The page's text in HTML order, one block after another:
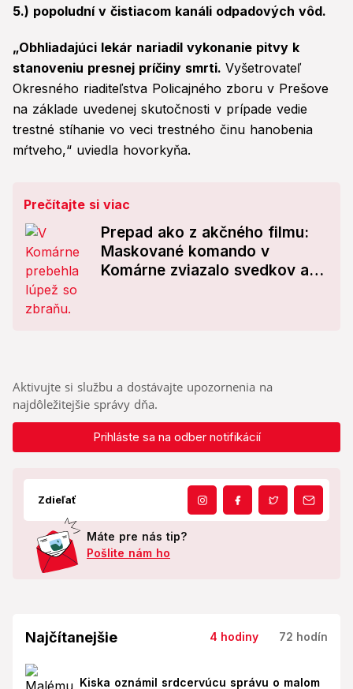
5.) popoludní v čistiacom kanáli odpadových vôd.
„Obhliadajúci lekár nariadil vykonanie pitvy k
stanoveniu presnej príčiny smrti. Vyšetrovateľ
Okresného riaditeľstva Policajného zboru v Prešove
na základe uvedenej skutočnosti v prípade vedie
trestné stíhanie vo veci trestného činu hanobenia
mŕtveho,“ uviedla hovorkyňa.
Prečítajte si viac
Prepad ako z akčného filmu:
Maskované komando v
Komárne zviazalo svedkov a
Aktivujte si službu a dostávajte upozornenia na
najdôležitejšie správy dňa.
Prihláste sa na odber notifikácií
Zdieľať
Máte pre nás tip?
Pošlite nám ho
Najčítanejšie 4 hodiny 72 hodín
Kiska oznámil srdcervúcu správu o malom